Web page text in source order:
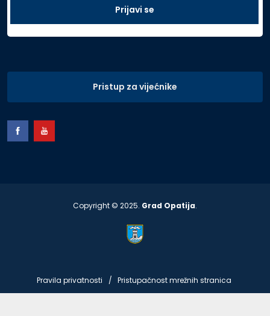
Pristup za vijećnike
Copyright © 2025. Grad Opatija.
Pravila privatnosti Pristupačnost mrežnih stranica